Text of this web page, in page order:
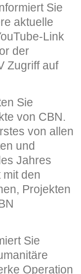
Sie
aktuelle
Link
der
Zugriff auf
Sie
von CBN.
von allen
und
Jahres
den
Projekten
Sie
Operation